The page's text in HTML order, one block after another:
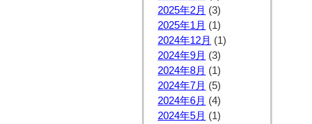
2025年2月 (3)
2025年1月 (1)
2024年12月 (1)
2024年9月 (3)
2024年8月 (1)
2024年7月 (5)
2024年6月 (4)
2024年5月 (1)